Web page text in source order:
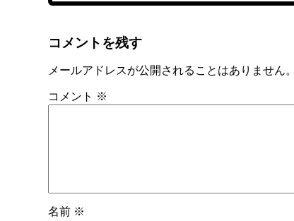
コメントを残す
メールアドレスが公開されることはありません。
コメント ※
名前 ※